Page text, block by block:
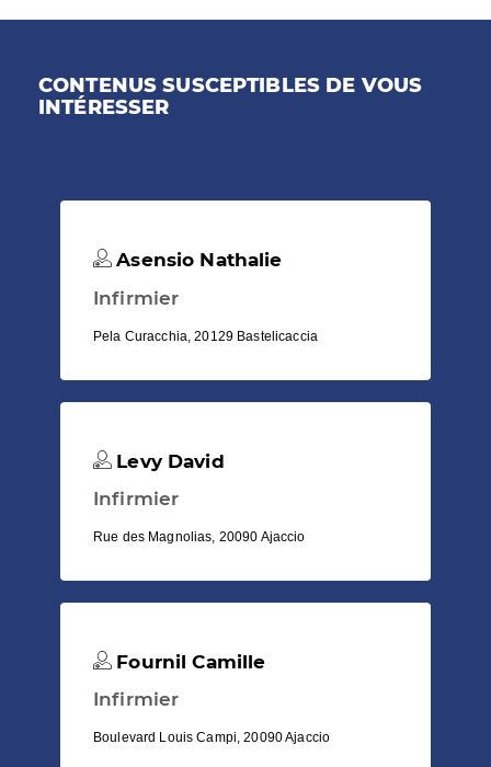
CONTENUS SUSCEPTIBLES DE VOUS
INTÉRESSER
Asensio Nathalie
Infirmier
Pela Curacchia, 20129 Bastelicaccia
Levy David
Infirmier
Rue des Magnolias, 20090 Ajaccio
Fournil Camille
Infirmier
Boulevard Louis Campi, 20090 Ajaccio